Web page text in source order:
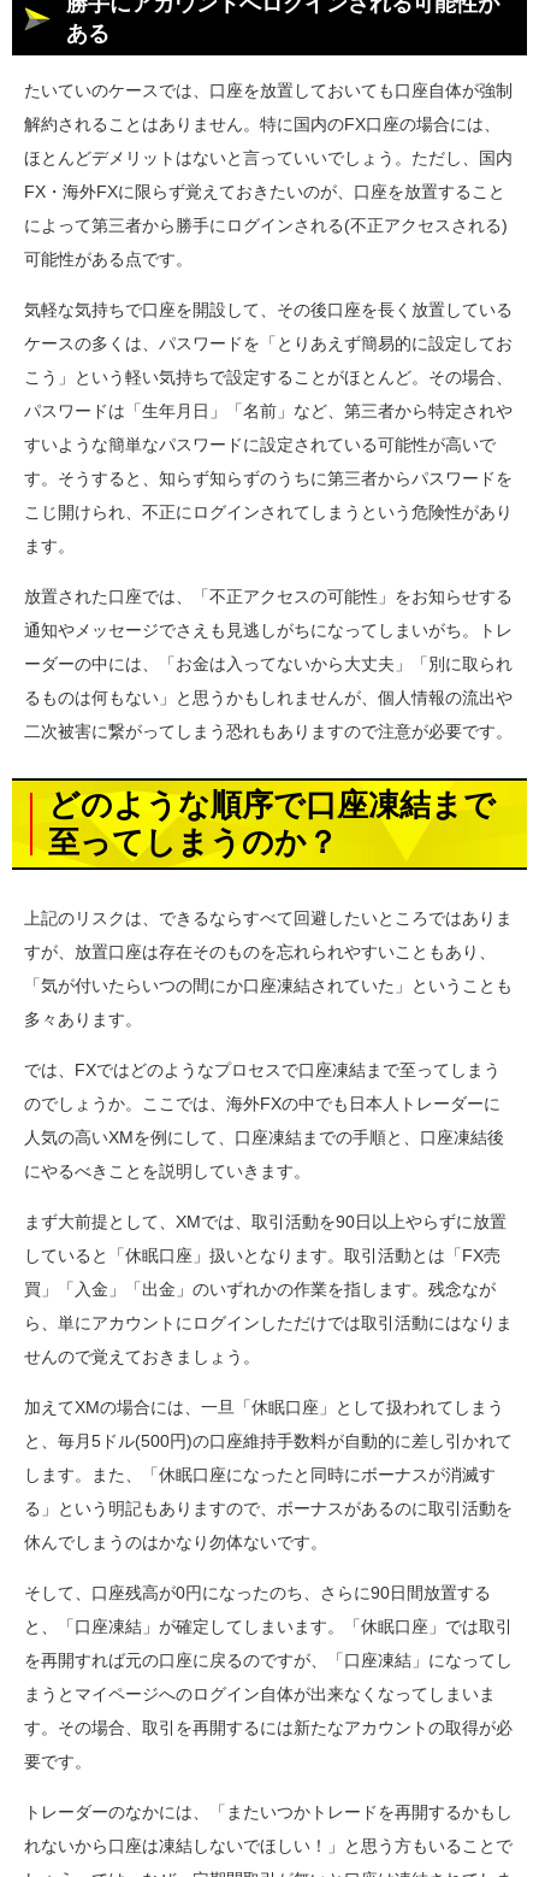
ある
たいていのケースでは、口座を放置しておいても口座自体が強制
解約されることはありません。特に国内のFX口座の場合には、
ほとんどデメリットはないと言っていいでしょう。ただし、国内
FX・海外FXに限らず覚えておきたいのが、口座を放置すること
によって第三者から勝手にログインされる(不正アクセスされる)
可能性がある点です。
気軽な気持ちで口座を開設して、その後口座を長く放置している
ケースの多くは、パスワードを「とりあえず簡易的に設定してお
こう」という軽い気持ちで設定することがほとんど。その場合、
パスワードは「生年月日」「名前」など、第三者から特定されや
すいような簡単なパスワードに設定されている可能性が高いで
す。そうすると、知らず知らずのうちに第三者からパスワードを
こじ開けられ、不正にログインされてしまうという危険性があり
ます。
放置された口座では、「不正アクセスの可能性」をお知らせする
通知やメッセージでさえも見逃しがちになってしまいがち。トレ
ーダーの中には、「お金は入ってないから大丈夫」「別に取られ
るものは何もない」と思うかもしれませんが、個人情報の流出や
二次被害に繋がってしまう恐れもありますので注意が必要です。
どのような順序で口座凍結まで
至ってしまうのか？
上記のリスクは、できるならすべて回避したいところではありま
すが、放置口座は存在そのものを忘れられやすいこともあり、
「気が付いたらいつの間にか口座凍結されていた」ということも
多々あります。
では、FXではどのようなプロセスで口座凍結まで至ってしまう
のでしょうか。ここでは、海外FXの中でも日本人トレーダーに
人気の高いXMを例にして、口座凍結までの手順と、口座凍結後
にやるべきことを説明していきます。
まず大前提として、XMでは、取引活動を90日以上やらずに放置
していると「休眠口座」扱いとなります。取引活動とは「FX売
買」「入金」「出金」のいずれかの作業を指します。残念なが
ら、単にアカウントにログインしただけでは取引活動にはなりま
せんので覚えておきましょう。
加えてXMの場合には、一旦「休眠口座」として扱われてしまう
と、毎月5ドル(500円)の口座維持手数料が自動的に差し引かれて
します。また、「休眠口座になったと同時にボーナスが消滅す
る」という明記もありますので、ボーナスがあるのに取引活動を
休んでしまうのはかなり勿体ないです。
そして、口座残高が0円になったのち、さらに90日間放置する
と、「口座凍結」が確定してしまいます。「休眠口座」では取引
を再開すれば元の口座に戻るのですが、「口座凍結」になってし
まうとマイページへのログイン自体が出来なくなってしまいま
す。その場合、取引を再開するには新たなアカウントの取得が必
要です。
トレーダーのなかには、「またいつかトレードを再開するかもし
れないから口座は凍結しないでほしい！」と思う方もいることで